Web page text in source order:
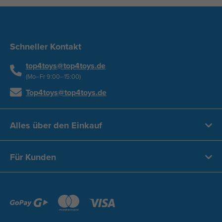
Schneller Kontakt
top4toys@top4toys.de
(Mo–Fr 9:00–15:00)
Top4toys@top4toys.de
Alles über den Einkauf
Für Kunden